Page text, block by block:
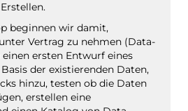
beginnen wir damit,
Vertrag zu nehmen (Data-
ersten Entwurf eines
der existierenden Daten,
hinzu, testen ob die Daten
erstellen eine